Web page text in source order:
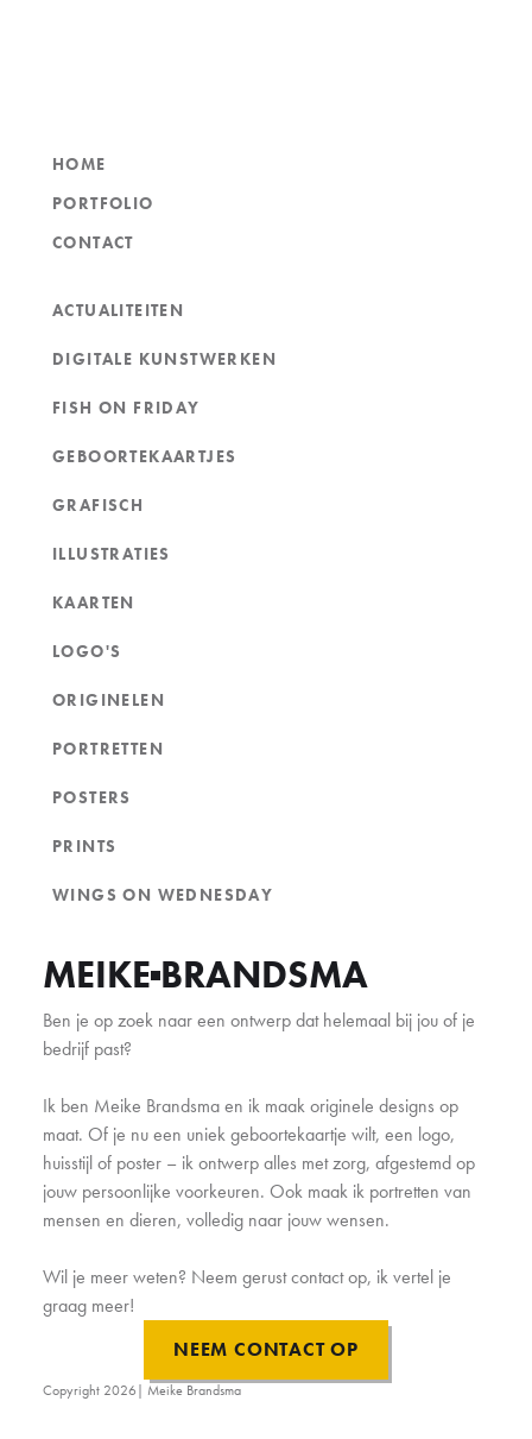
MEIKE BRANDSMA
Ben je op zoek naar een ontwerp dat helemaal bij jou of je
bedrijf past?
Ik ben Meike Brandsma en ik maak originele designs op
maat. Of je nu een uniek geboortekaartje wilt, een logo,
huisstijl of poster – ik ontwerp alles met zorg, afgestemd op
jouw persoonlijke voorkeuren. Ook maak ik portretten van
mensen en dieren, volledig naar jouw wensen.
Wil je meer weten? Neem gerust contact op, ik vertel je
graag meer!
NEEM CONTACT OP
Copyright 2026| Meike Brandsma
HOME
PORTFOLIO
CONTACT
ACTUALITEITEN
DIGITALE KUNSTWERKEN
FISH ON FRIDAY
GEBOORTEKAARTJES
GRAFISCH
ILLUSTRATIES
KAARTEN
LOGO'S
ORIGINELEN
PORTRETTEN
POSTERS
PRINTS
WINGS ON WEDNESDAY